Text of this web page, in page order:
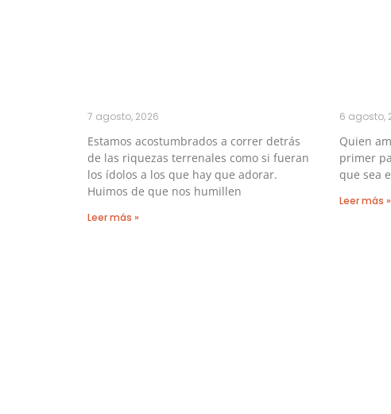
7 agosto, 2026
Estamos acostumbrados a correr detrás
de las riquezas terrenales como si fueran
los ídolos a los que hay que adorar.
Huimos de que nos humillen
Leer más »
6 agosto,
Quien
primer
que sea
Leer más »